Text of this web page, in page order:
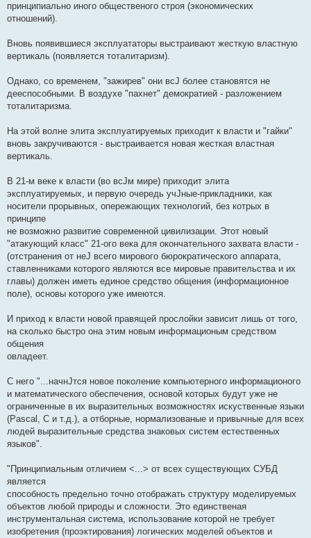
принципиально иного общественого строя (экономических
отношений).
Вновь появившиеся эксплуататоры выстраивают жесткую властную
вертикаль (появляется тоталитаризм).
Однако, со временем, "зажирев" они всЈ более становятся не
дееспособными. В воздухе "пахнет" демократией - разложением
тоталитаризма.
На этой волне элита эксплуатируемых приходит к власти и "гайки"
вновь закручиваются - выстраивается новая жесткая властная
вертикаль.
В 21-м веке к власти (во всЈм мире) приходит элита
эксплуатируемых, и первую очередь учЈные-прикладники, как
носители прорывных, опережающих технологий, без котрых в
принципе
не возможно развитие современной цивилизации. Этот новый
"атакующий класс" 21-ого века для окончательного захвата власти -
(отстранения от неЈ всего мирового бюрократического аппарата,
ставленниками которого являются все мировые правительства и их
главы) должен иметь единое средство общения (информационное
поле), основы которого уже имеются.
И приход к власти новой правящей прослойки зависит лишь от того,
на сколько быстро она этим новым информационым средством
общения
овладеет.
С него "...начнЈтся новое поколение компьютерного информационого
и математического обеспечения, основой которых будут уже не
ограниченные в их выразительных возможностях искуственные языки
(Pascal, C и т.д.), а отборные, нормализованые и привычные для всех
людей выразительные средства знаковых систем естественных
языков".
"Принципиальным отличием <...> от всех существующих СУБД
является
способность предельно точно отображать структуру моделируемых
объектов любой природы и сложности. Это единственая
инструментальная система, использование которой не требует
изобретения (проэктирования) логических моделей объектов и